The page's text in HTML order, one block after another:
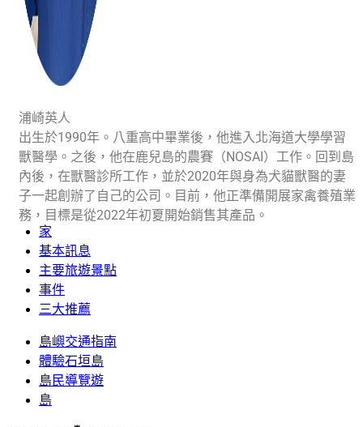
浦崎英人
出生於1990年。八重高中畢業後，他進入北海道大學學習
獸醫學。之後，他在鹿兒島的農賽（NOSAI）工作。回到島
內後，在獸醫診所工作，並於2020年與身為犬貓獸醫的妻
子一起創辦了自己的公司。目前，他正準備開展家禽養殖業
務，目標是從2022年初夏開始銷售其產品。
家
基本訊息
主要旅遊景點
事件
三大推薦
島嶼交通指南
體驗石垣島
島民導覽遊
島